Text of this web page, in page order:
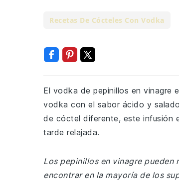
Recetas De Cócteles Con Vodka
El vodka de pepinillos en vinagre
vodka con el sabor ácido y
de cóctel diferente, este infusión
tarde relajada.
Los pepinillos en vinagre pueden
encontrar en la mayoría de los